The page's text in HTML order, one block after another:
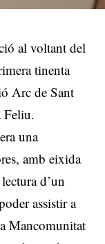
al voltant del
tinenta
Arc de Sant
Feliu.
una
amb eixida
d’un
assistir a
Mancomunitat